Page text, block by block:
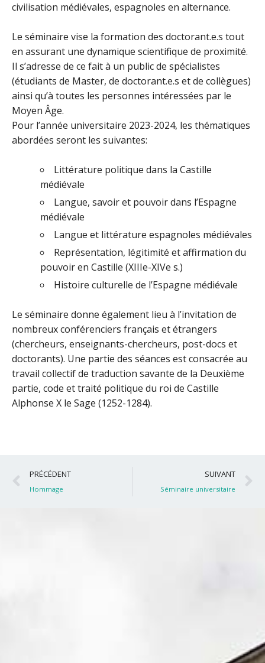
civilisation médiévales, espagnoles en alternance.
Le séminaire vise la formation des doctorant.e.s tout
en assurant une dynamique scientifique de proximité.
Il s’adresse de ce fait à un public de spécialistes
(étudiants de Master, de doctorant.e.s et de collègues)
ainsi qu’à toutes les personnes intéressées par le
Moyen Âge.
Pour l’année universitaire 2023-2024, les thématiques
abordées seront les suivantes:
Littérature politique dans la Castille
médiévale
Langue, savoir et pouvoir dans l’Espagne
médiévale
Langue et littérature espagnoles médiévales
Représentation, légitimité et affirmation du
pouvoir en Castille (XIIIe-XIVe s.)
Histoire culturelle de l’Espagne médiévale
Le séminaire donne également lieu à l’invitation de
nombreux conférenciers français et étrangers
(chercheurs, enseignants-chercheurs, post-docs et
doctorants). Une partie des séances est consacrée au
travail collectif de traduction savante de la Deuxième
partie, code et traité politique du roi de Castille
Alphonse X le Sage (1252-1284).
Précédent
PRÉCÉDENT
Hommage
SUIVANT
Séminaire universitaire